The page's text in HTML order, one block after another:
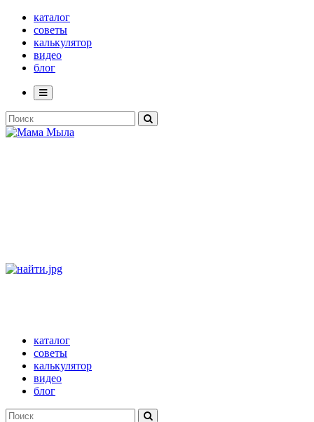
каталог
советы
калькулятор
видео
блог
каталог
советы
калькулятор
видео
блог